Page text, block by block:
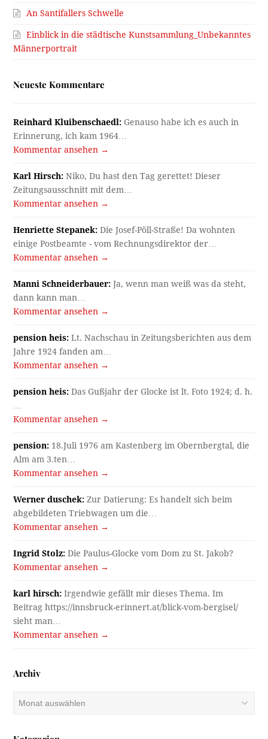
An Santifallers Schwelle
Einblick in die städtische Kunstsammlung_Unbekanntes
Männerportrait
Neueste Kommentare
Reinhard Kluibenschaedl: Genauso habe ich es auch in
Erinnerung, ich kam 1964…
Kommentar ansehen →
Karl Hirsch: Niko, Du hast den Tag gerettet! Dieser
Zeitungsausschnitt mit dem…
Kommentar ansehen →
Henriette Stepanek: Die Josef-Pöll-Straße! Da wohnten
einige Postbeamte - vom Rechnungsdirektor der…
Kommentar ansehen →
Manni Schneiderbauer: Ja, wenn man weiß was da steht,
dann kann man…
Kommentar ansehen →
pension heis: Lt. Nachschau in Zeitungsberichten aus dem
Jahre 1924 fanden am…
Kommentar ansehen →
pension heis: Das Gußjahr der Glocke ist lt. Foto 1924; d. h.
Kommentar ansehen →
pension: 18.Juli 1976 am Kastenberg im Obernbergtal, die
Alm am 3.ten…
Kommentar ansehen →
Werner duschek: Zur Datierung: Es handelt sich beim
abgebildeten Triebwagen um die…
Kommentar ansehen →
Ingrid Stolz: Die Paulus-Glocke vom Dom zu St. Jakob?
Kommentar ansehen →
karl hirsch: Irgendwie gefällt mir dieses Thema. Im
Beitrag https://innsbruck-erinnert.at/blick-vom-bergisel/
sieht man…
Kommentar ansehen →
Archiv